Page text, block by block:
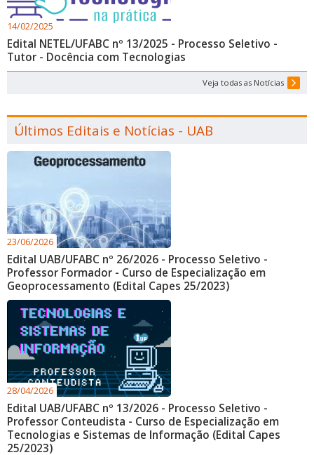
14/02/2025
Edital NETEL/UFABC nº 13/2025 - Processo Seletivo -
Tutor - Docência com Tecnologias
Veja todas as Notícias
Últimos Editais e Notícias - UAB
23/06/2026
Edital UAB/UFABC nº 26/2026 - Processo Seletivo -
Professor Formador - Curso de Especialização em
Geoprocessamento (Edital Capes 25/2023)
28/04/2026
Edital UAB/UFABC nº 13/2026 - Processo Seletivo -
Professor Conteudista - Curso de Especialização em
Tecnologias e Sistemas de Informação (Edital Capes
25/2023)